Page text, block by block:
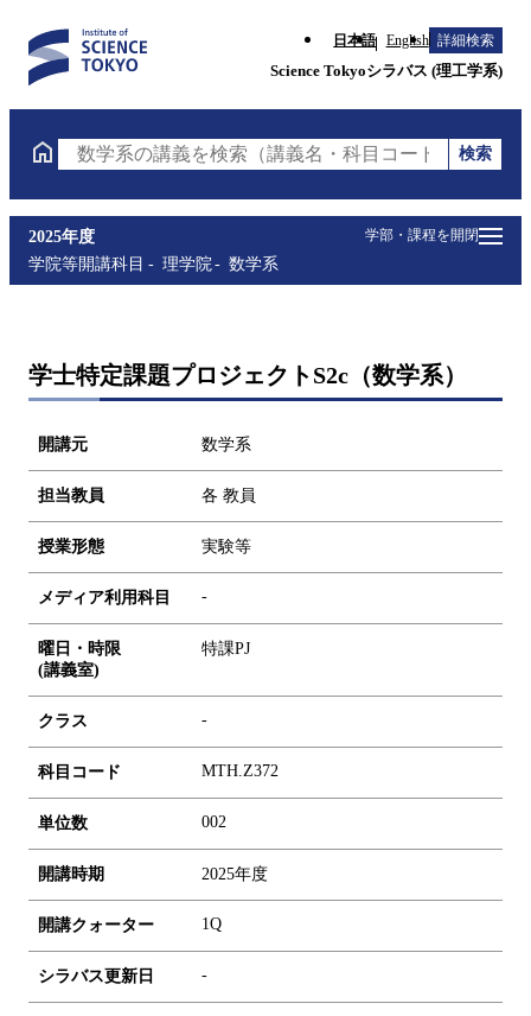
日本語 English 詳細検索
Science Tokyoシラバス (理工学系)
数学系の講義を検索（講義名・科目コード・担当教員
検索
学部・課程を開閉
2025年度
学院等開講科目
理学院 数学系
学士特定課題プロジェクトS2c（数学系）
開講元 数学系
担当教員 各 教員
授業形態 実験等
メディア利用科目 -
曜日・時限
(講義室)
特課PJ
クラス -
科目コード MTH.Z372
単位数 002
開講時期 2025年度
開講クォーター 1Q
シラバス更新日 -